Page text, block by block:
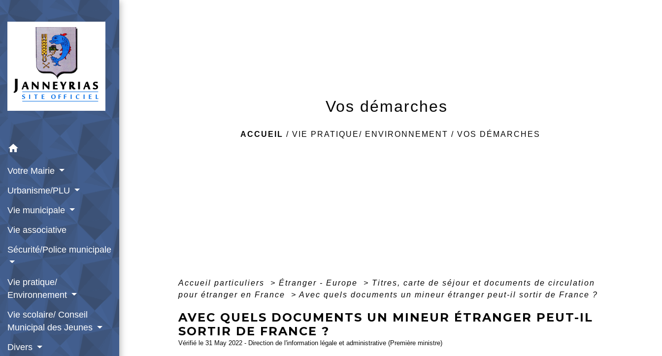
home
Votre Mairie
Urbanisme/PLU
Vie municipale
Vie associative
Sécurité/Police municipale
Vie pratique/
Environnement
Vie scolaire/ Conseil
Municipal des Jeunes
Divers
Vos démarches
ACCUEIL /VIE PRATIQUE/ ENVIRONNEMENT /VOS DÉMARCHES
Accueil particuliers > Étranger - Europe > Titres, carte de séjour et documents de circulation
pour étranger en France
> Avec quels documents un mineur étranger peut-il sortir de France ?
AVEC QUELS DOCUMENTS UN MINEUR ÉTRANGER PEUT-IL
SORTIR DE FRANCE ?
Vérifié le 31 May 2022 - Direction de l'information légale et administrative (Première ministre)